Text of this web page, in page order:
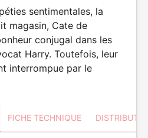
sentimentales, la
magasin, Cate de
conjugal dans les
Harry. Toutefois, leur
interrompue par le
FICHE TECHNIQUE